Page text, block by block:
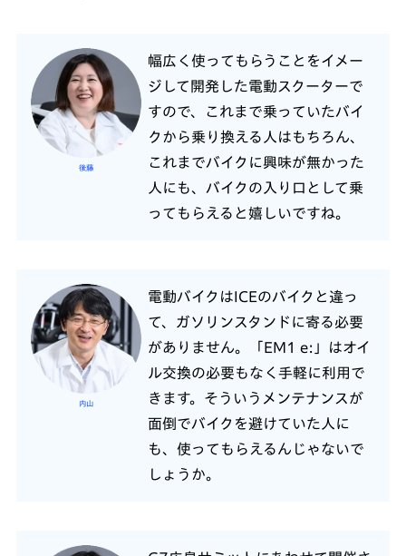
後藤
幅広く使ってもらうことをイメー
ジして開発した電動スクーターで
すので、これまで乗っていたバイ
クから乗り換える人はもちろん、
これまでバイクに興味が無かった
人にも、バイクの入り口として乗
ってもらえると嬉しいですね。
内山
電動バイクはICEのバイクと違っ
て、ガソリンスタンドに寄る必要
がありません。「EM1 e:」はオイ
ル交換の必要もなく手軽に利用で
きます。そういうメンテナンスが
面倒でバイクを避けていた人に
も、使ってもらえるんじゃないで
しょうか。